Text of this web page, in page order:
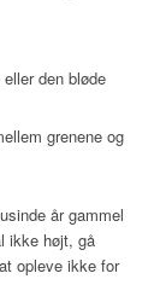
den bløde
grenene og
år gammel
ikke højt, gå
opleve ikke for